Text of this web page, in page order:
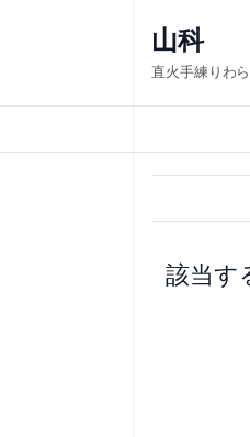
ス
キ
山科
直火手練りわ
該当す